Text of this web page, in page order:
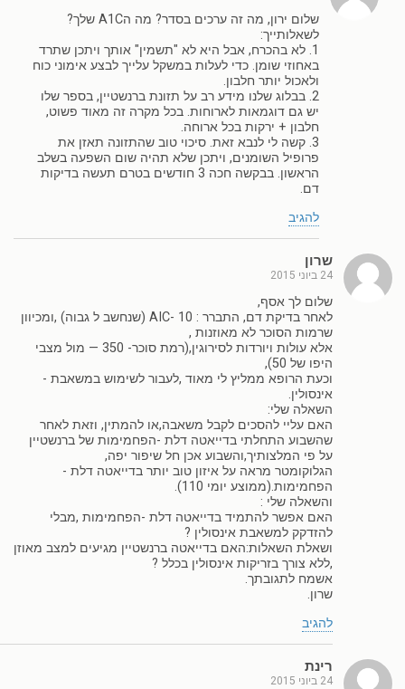
שלום ירון, מה זה ערכים בסדר? מה הA1C שלך?
לשאלותייך:
1. לא בהכרח, אבל היא לא "תשמין" אותך ויתכן שתרד
באחוזי שומן. כדי לעלות במשקל עלייך לבצע אימוני כוח
ולאכול יותר חלבון.
2. בבלוג שלנו מידע רב על תזונת ברנשטיין, בספר שלו
יש גם דוגמאות לארוחות. בכל מקרה זה מאוד פשוט,
חלבון + ירקות בכל ארוחה.
3. קשה לי לנבא זאת. סיכוי טוב שהתזונה תאזן את
פרופיל השומנים, ויתכן שלא תהיה שום השפעה בשלב
הראשון. בבקשה חכה 3 חודשים בטרם תעשה בדיקות
דם.
להגיב
שרון
24 ביוני 2015
שלום לך אסף,
לאחר בדיקת דם, התברר : AIC- 10 (שנחשב ל גבוה) ,ומכיוון
שרמות הסוכר לא מאוזנות ,
אלא עולות ויורדות לסירוגין,(רמת סוכר- 350 — מול מצבי
היפו של 50),
וכעת הרופא ממליץ לי מאוד ,לעבור לשימוש במשאבת -
אינסולין.
השאלה שלי:
האם עליי להסכים לקבל משאבה,או להמתין, וזאת לאחר
שהשבוע התחלתי בדייאטה דלת -הפחמימות של ברנשטיין
על פי המלצותיך,והשבוע אכן חל שיפור יפה,
הגלוקומטר מראה על איזון טוב יותר בדייאטה דלת -
הפחמימות.(ממוצע יומי 110).
והשאלה שלי :
האם אפשר להתמיד בדייאטה דלת -הפחמימות ,מבלי
להזדקק למשאבת אינסולין ?
ושאלת השאלות:האם בדייאטה ברנשטיין מגיעים למצב מאוזן
,ללא צורך בזריקות אינסולין בכלל ?
אשמח לתגובתך.
שרון.
להגיב
רינת
24 ביוני 2015